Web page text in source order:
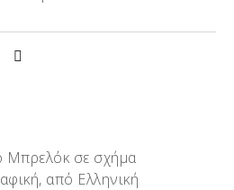
Μπρελόκ σε σχήμα
από Ελληνική